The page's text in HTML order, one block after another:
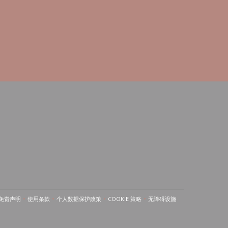
责声明((在新窗口中打开))
使用条款((在新窗口中打开))
个人数据保护政策((在新窗口中打开))
COOKIE 策略((在新窗口中打开))
无障碍设施((在新窗口中打开))